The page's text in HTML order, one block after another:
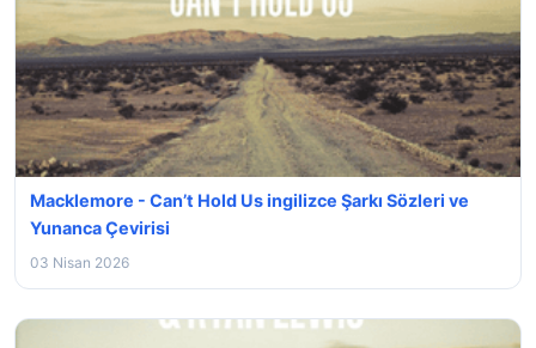
Macklemore - Can’t Hold Us ingilizce Şarkı Sözleri ve
Yunanca Çevirisi
03 Nisan 2026